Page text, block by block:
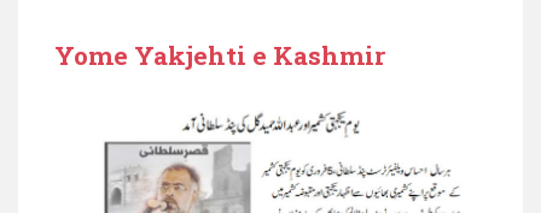
Yome Yakjehti e Kashmir